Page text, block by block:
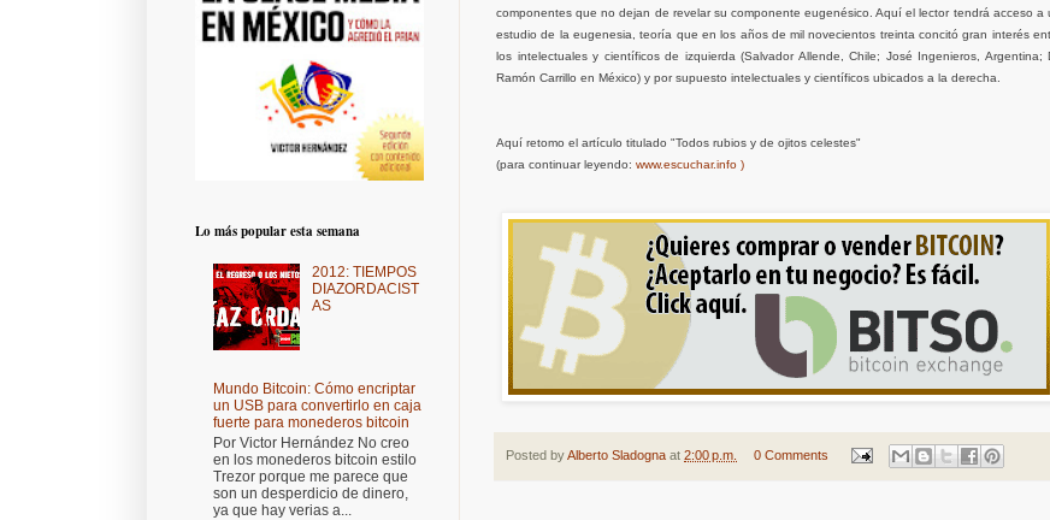
componentes que no dejan de revelar su componente eugenésico. Aquí el lector tendrá acceso a
estudio de la eugenesia, teoría que en los años de mil novecientos treinta concitó gran interés
los intelectuales y científicos de izquierda (Salvador Allende, Chile; José Ingenieros, Argentina;
Ramón Carrillo en México) y por supuesto intelectuales y científicos ubicados a la derecha.
Aquí retomo el artículo titulado "Todos rubios y de ojitos celestes"
(para continuar leyendo: www.escuchar.info )
Posted byAlberto Sladogna at 2:00 p.m. 0 Comments
Lo más popular esta semana
2012: TIEMPOS
DIAZORDACIST
AS
Mundo Bitcoin: Cómo encriptar
un USB para convertirlo en caja
fuerte para monederos bitcoin
Por Victor Hernández No creo
en los monederos bitcoin estilo
Trezor porque me parece que
son un desperdicio de dinero,
ya que hay verias a...